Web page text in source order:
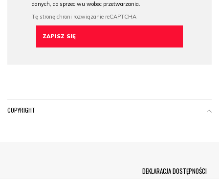
danych, do sprzeciwu wobec przetwarzania.
COPYRIGHT
DEKLARACJA DOSTĘPNOŚCI